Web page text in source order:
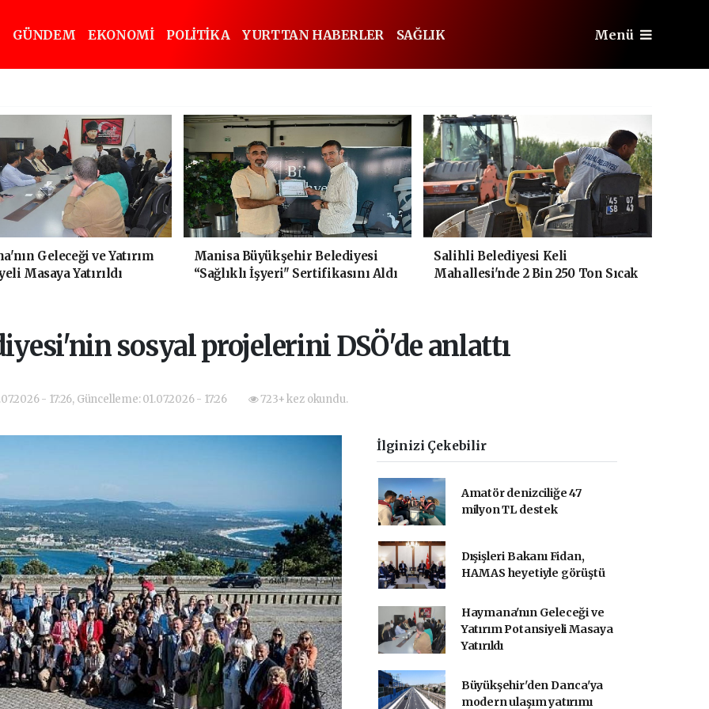
GÜNDEM EKONOMİ POLİTİKA YURTTAN HABERLER SAĞLIK Menü
Geleceği ve Yatırım
Masaya Yatırıldı
Manisa Büyükşehir Belediyesi
“Sağlıklı İşyeri" Sertifikasını Aldı
Salihli Belediyesi Keli
Mahallesi'nde 2 Bin 250 Ton Sıcak
sosyal projelerini DSÖ'de anlattı
- 17:26, Güncelleme: 01.07.2026 - 17:26 723+ kez okundu.
İlginizi Çekebilir
Amatör denizciliğe 47
milyon TL destek
Dışişleri Bakanı Fidan,
HAMAS heyetiyle görüştü
Haymana'nın Geleceği ve
Yatırım Potansiyeli Masaya
Yatırıldı
Büyükşehir'den Darıca'ya
modern ulaşım yatırımı